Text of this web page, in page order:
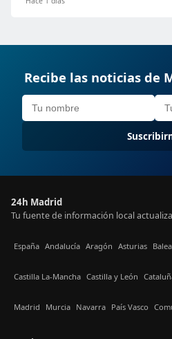
Recibe las noticias de
24h Madrid
Tu fuente de información local
España Andalucía Aragón Asturias
Castilla La-Mancha Castilla y León
Madrid Murcia Navarra País Vasco